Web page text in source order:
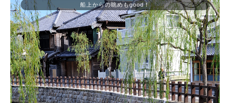
船上からの眺めもgood！